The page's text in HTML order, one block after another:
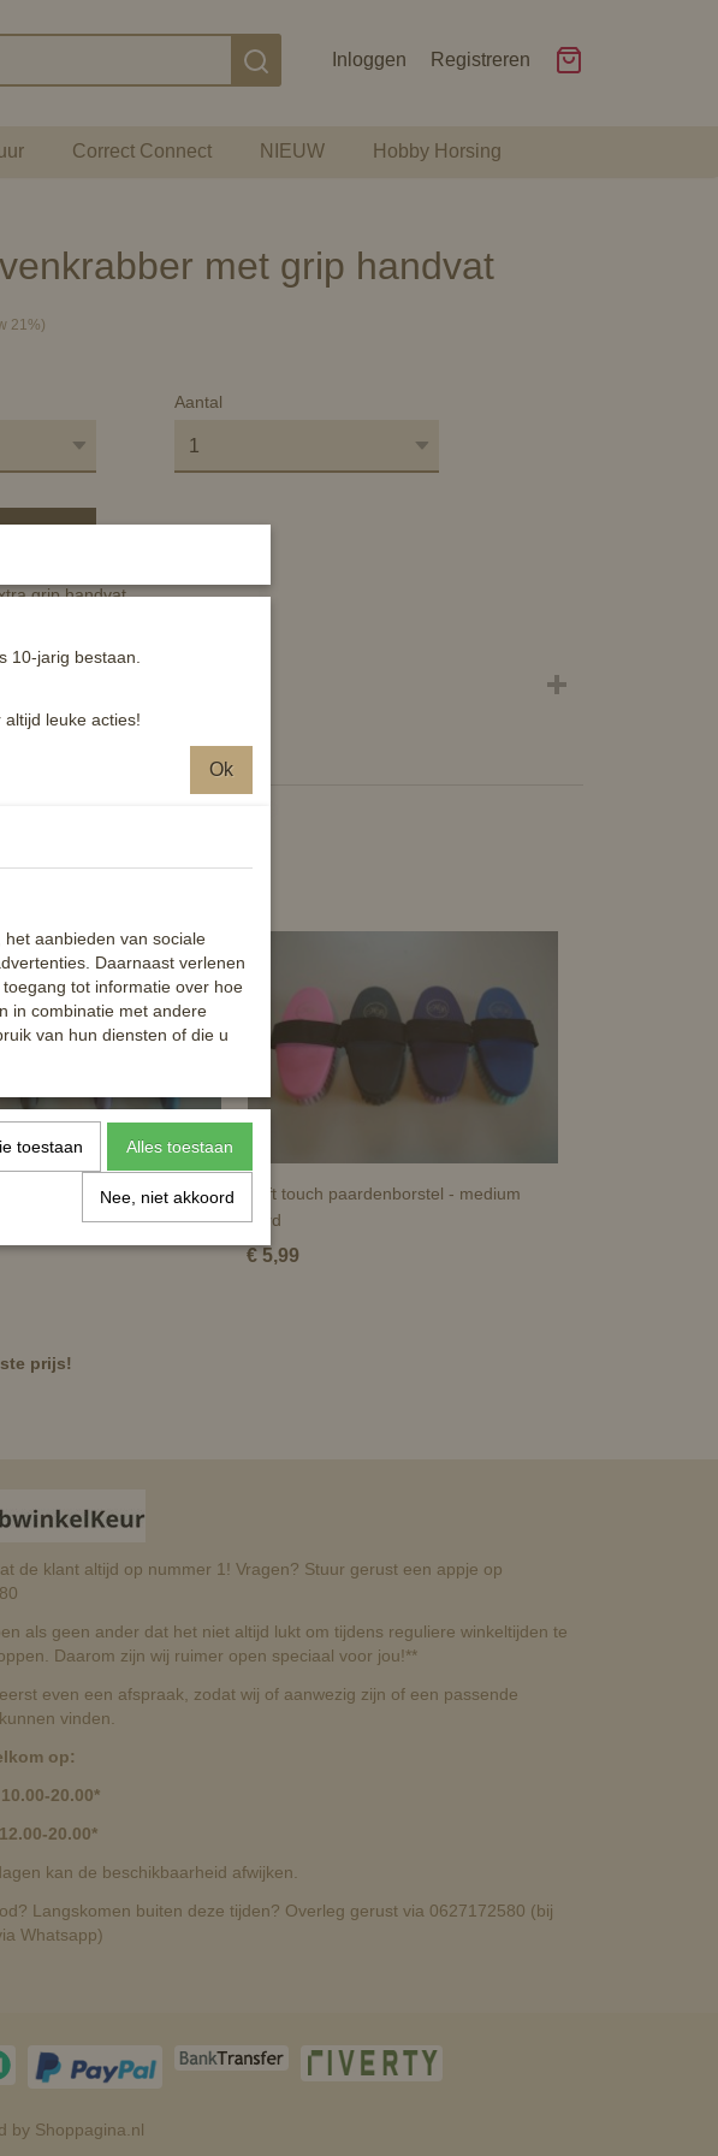
Inloggen Registreren
Correct Connect NIEUW Hobby Horsing
met grip handvat
21%)
Aantal
grip handvat.
Soft Touch
Soft touch paardenborstel - medium
hard
€ 5,99
prijs!
de klant altijd op nummer 1! Vragen? Stuur gerust een appje op
als geen ander dat het niet altijd lukt om tijdens reguliere winkeltijden te
Daarom zijn wij ruimer open speciaal voor jou!**
even een afspraak, zodat wij of aanwezig zijn of een passende
vinden.
op:
20.00*
20.00*
kan de beschikbaarheid afwijken.
Langskomen buiten deze tijden? Overleg gerust via 0627172580 (bij
Whatsapp)
by Shoppagina.nl
10-jarig bestaan.
leuke acties!
Ok
aanbieden van sociale
Daarnaast verlenen
tot informatie over hoe
in combinatie met andere
van hun diensten of die u
toestaan Alles toestaan
Nee, niet akkoord